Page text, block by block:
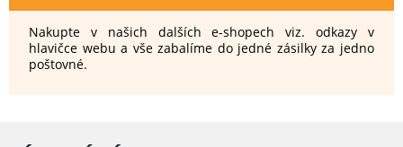
Nakupte v našich dalších e-shopech viz. odkazy v
hlavičce webu a vše zabalíme do jedné zásilky za jedno
poštovné.